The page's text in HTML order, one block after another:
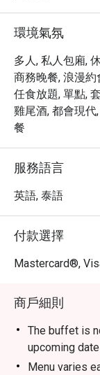
4.3 星！
・ Greenhouse
路，交通便利。
景。
・ 透過 Eatigo 預
@ Avani
惠！立即預訂，
環境氣氛
多人, 私人包廂,
商務晚餐, 浪漫約
任食放題, 單點,
雞尾酒, 都會現代
餐
服務語言
英語, 泰語
付款選擇
Mastercard®,
商戶細則
The buffet is
upcoming
Menu varies